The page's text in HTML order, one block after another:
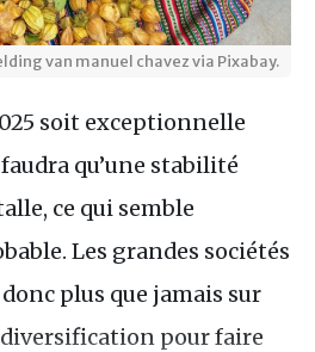
van manuel chavez via Pixabay.
soit exceptionnelle
qu’une stabilité
ce qui semble
Les grandes sociétés
plus que jamais sur
pour faire